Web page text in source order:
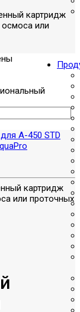
картридж
или
A-450 STD